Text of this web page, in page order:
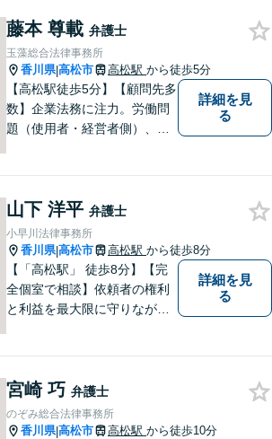
しています。お悩みの方はぜ
ひご相談ください。
藤本 尊載 弁護士
玉藻総合法律事務所
香川県|高松市 高松駅 から徒歩5分
【高松駅徒歩5分】【顧問先多
数】企業法務に注力。労働問
題（使用者・経営者側）、損
題にお困りの企業の方は、当
事務所へご相談ください【ビ
ジネスチャットでの相談可】
詳細を見
る
山下 洋平 弁護士
小早川法律事務所
香川県|高松市 高松駅 から徒歩8分
【「高松駅」 徒歩8分】【完
全個室で相談】依頼者の権利
と利益を最大限に守りなが
見出すお手伝いができれば、
幸いです。お気軽にご相談く
ださい。
詳細を見
る
宮崎 巧 弁護士
のぞみ総合法律事務所
香川県|高松市 高松駅 から徒歩10分